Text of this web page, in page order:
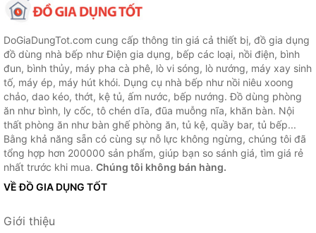
DoGiaDungTot.com cung cấp thông tin giá cả thiết bị, đồ gia dụng
đồ dùng nhà bếp như Điện gia dụng, bếp các loại, nồi điện, bình
đun, bình thủy, máy pha cà phê, lò vi sóng, lò nướng, máy xay sinh
tố, máy ép, máy hút khói. Dụng cụ nhà bếp như nồi niêu xoong
chảo, dao kéo, thớt, kệ tủ, ấm nước, bếp nướng. Đồ dùng phòng
ăn như bình, ly cốc, tô chén dĩa, đũa muỗng nĩa, khăn bàn. Nội
thất phòng ăn như bàn ghế phòng ăn, tủ kệ, quầy bar, tủ bếp...
Bằng khả năng sẵn có cùng sự nỗ lực không ngừng, chúng tôi đã
tổng hợp hơn 200000 sản phẩm, giúp bạn so sánh giá, tìm giá rẻ
nhất trước khi mua. Chúng tôi không bán hàng.
VỀ ĐỒ GIA DỤNG TỐT
Giới thiệu